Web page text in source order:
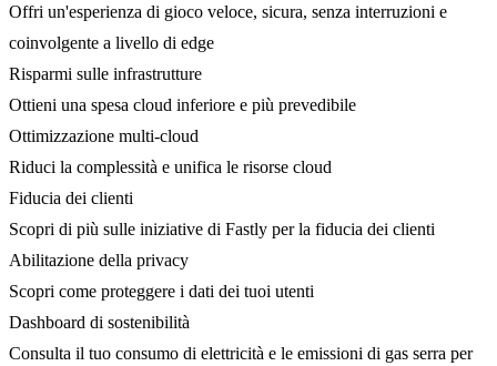
Offri un'esperienza di gioco veloce, sicura, senza interruzioni e
coinvolgente a livello di edge
Risparmi sulle infrastrutture
Ottieni una spesa cloud inferiore e più prevedibile
Ottimizzazione multi-cloud
Riduci la complessità e unifica le risorse cloud
Fiducia dei clienti
Scopri di più sulle iniziative di Fastly per la fiducia dei clienti
Abilitazione della privacy
Scopri come proteggere i dati dei tuoi utenti
Dashboard di sostenibilità
Consulta il tuo consumo di elettricità e le emissioni di gas serra per